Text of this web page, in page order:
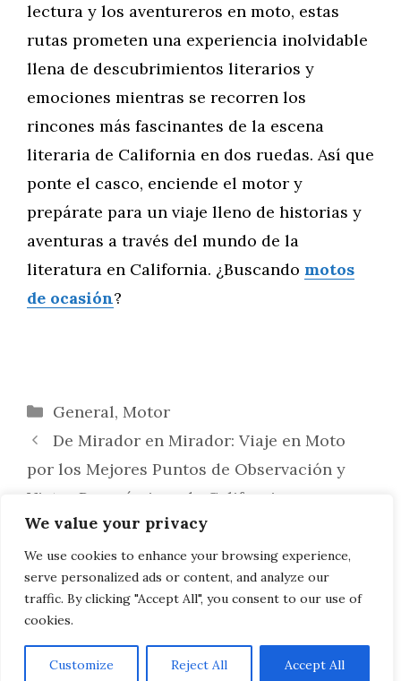
We value your privacy
We use cookies to enhance your browsing experience,
serve personalized ads or content, and analyze our
traffic. By clicking "Accept All", you consent to our use of
cookies.
Customize Reject All Accept All
lectura y los aventureros en moto, estas
rutas prometen una experiencia inolvidable
llena de descubrimientos literarios y
emociones mientras se recorren los
rincones más fascinantes de la escena
literaria de California en dos ruedas. Así que
ponte el casco, enciende el motor y
prepárate para un viaje lleno de historias y
aventuras a través del mundo de la
literatura en California. ¿Buscando motos
de ocasión?
Categorías
General, Motor
De Mirador en Mirador: Viaje en Moto
por los Mejores Puntos de Observación y
Vistas Panorámicas de California
Rutas Moteras del Turismo de Aventura:
Explorando Actividades Extremas y
Deportes de Aventura en California
AVISO LEGAL, POLITICA DE PRIVACIDAD, COOKIES